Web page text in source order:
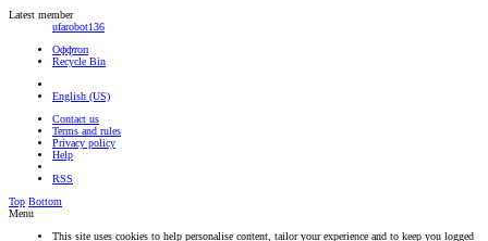
Latest member
ufarobot136
Оффтоп
Recycle Bin
English (US)
Contact us
Terms and rules
Privacy policy
Help
RSS
Top Bottom
Menu
This site uses cookies to help personalise content, tailor your experience and to keep you logged